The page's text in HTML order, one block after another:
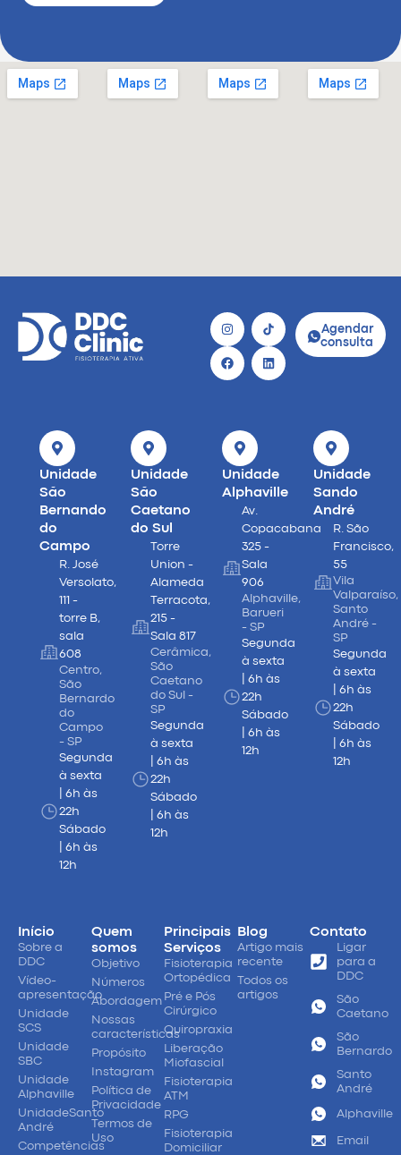
Agendar
consulta
Unidade
São
Bernando
do
Campo
R. José
Versolato,
111 -
torre B,
sala
608
Centro,
São
Bernardo
do
Campo
- SP
Segunda
à sexta
| 6h às
22h
Sábado
| 6h às
12h
Unidade
São
Caetano
do Sul
Torre
Union -
Alameda
Terracota,
215 -
Sala 817
Cerâmica,
São
Caetano
do Sul -
SP
Segunda
à sexta
| 6h às
22h
Sábado
| 6h às
12h
Unidade
Alphaville
Av.
Copacabana
325 -
Sala
906
Alphaville,
Barueri
- SP
Segunda
à sexta
| 6h às
22h
Sábado
| 6h às
12h
Unidade
Sando
André
R. São
Francisco,
55
Vila
Valparaíso,
Santo
André -
SP
Segunda
à sexta
| 6h às
22h
Sábado
| 6h às
12h
Início
Sobre a
DDC
Vídeo-
apresentação
Unidade
SCS
Unidade
SBC
Unidade
Alphaville
UnidadeSanto
André
Competências
Quem
somos
Objetivo
Números
Abordagem
Nossas
características
Propósito
Instagram
Política de
Privacidade
Termos de
Uso
Principais
Serviços
Fisioterapia
Ortopédica
Pré e Pós
Cirúrgico
Quiropraxia
Liberação
Miofascial
Fisioterapia
ATM
RPG
Fisioterapia
Domiciliar
Blog
Artigo mais
recente
Todos os
artigos
Contato
Ligar
para a
DDC
São
Caetano
São
Bernardo
Santo
André
Alphaville
Email